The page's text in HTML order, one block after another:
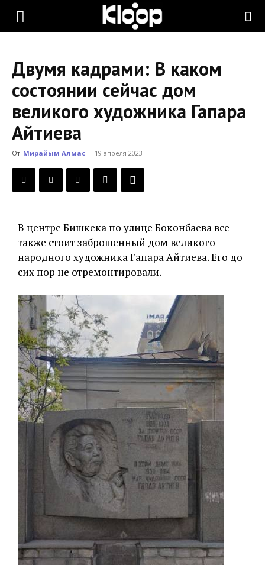
KLOOP.KG
Новости
Кыргызстана
Двумя кадрами: В каком
состоянии сейчас дом
великого художника Гапара
Айтиева
От Мирайым Алмас - 19 апреля 2023
В центре Бишкека по улице Боконбаева все
также стоит заброшенный дом великого
народного художника Гапара Айтиева. Его до
сих пор не отремонтировали.